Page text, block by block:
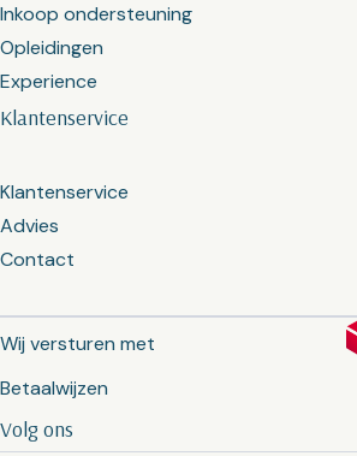
Klantenservice
Klantenservice
Advies
Contact
Inkoop ondersteuning
Opleidingen
Experience
Wij versturen met
Betaalwijzen
Volg ons